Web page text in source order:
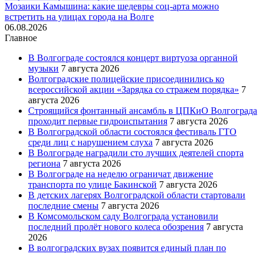
Мозаики Камышина: какие шедевры соц-арта можно
встретить на улицах города на Волге
06.08.2026
Главное
В Волгограде состоялся концерт виртуоза органной
музыки 7 августа 2026
Волгоградские полицейские присоединились ко
всероссийской акции «Зарядка со стражем порядка» 7
августа 2026
Строящийся фонтанный ансамбль в ЦПКиО Волгограда
проходит первые гидроиспытания 7 августа 2026
В Волгоградской области состоялся фестиваль ГТО
среди лиц с нарушением слуха 7 августа 2026
В Волгограде наградили сто лучших деятелей спорта
региона 7 августа 2026
В Волгограде на неделю ограничат движение
транспорта по улице Бакинской 7 августа 2026
В детских лагерях Волгоградской области стартовали
последние смены 7 августа 2026
В Комсомольском саду Волгограда установили
последний пролёт нового колеса обозрения 7 августа
2026
В волгоградских вузах появится единый план по